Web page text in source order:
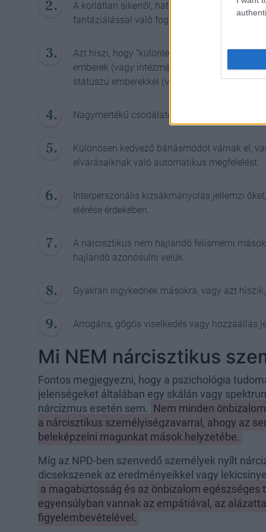
A korlátlan sikerről, hatalomról, ragyogásról,
fantáziálással való foglalatosság jellemzi.
Azt hiszi, hogy "különleges" és egyedi, és
emberek (vagy intézmények) érthetik meg őt
státuszú emberekkel (vagy intézményekkel)
Nagymértékű csodálatot követelnek maguknak.
Különösen kedvező bánásmódot várnak el,
elvárásaiknak való automatikus megfelelést.
Interperszonális kizsákmányolás jellemzi
elérése érdekében.
A nárcisztikus nem hajlandó felismerni
hajlandó azonosulni velük.
Gyakran irigykednek másokra, vagy azt
Arrogáns, gőgös viselkedés vagy hozzáállás
Mi NEM nárcisztikus
Fontos megjegyezni, hogy a pszichológia
jelenségeket általában egy skálán vagy
nárcizmus esetén sem. Nem minden
a nárcisztikus személyiségzavarral, ahogy az
beleképzelni magunkat mások helyzetébe.
Míg az NPD-ben szenvedő személyek nyílt
dicsekszenek az eredményeikkel vagy
a magabiztosság és az önbizalom egészséges
egyensúlyban vannak az empátiával, az
figyelembevételével.